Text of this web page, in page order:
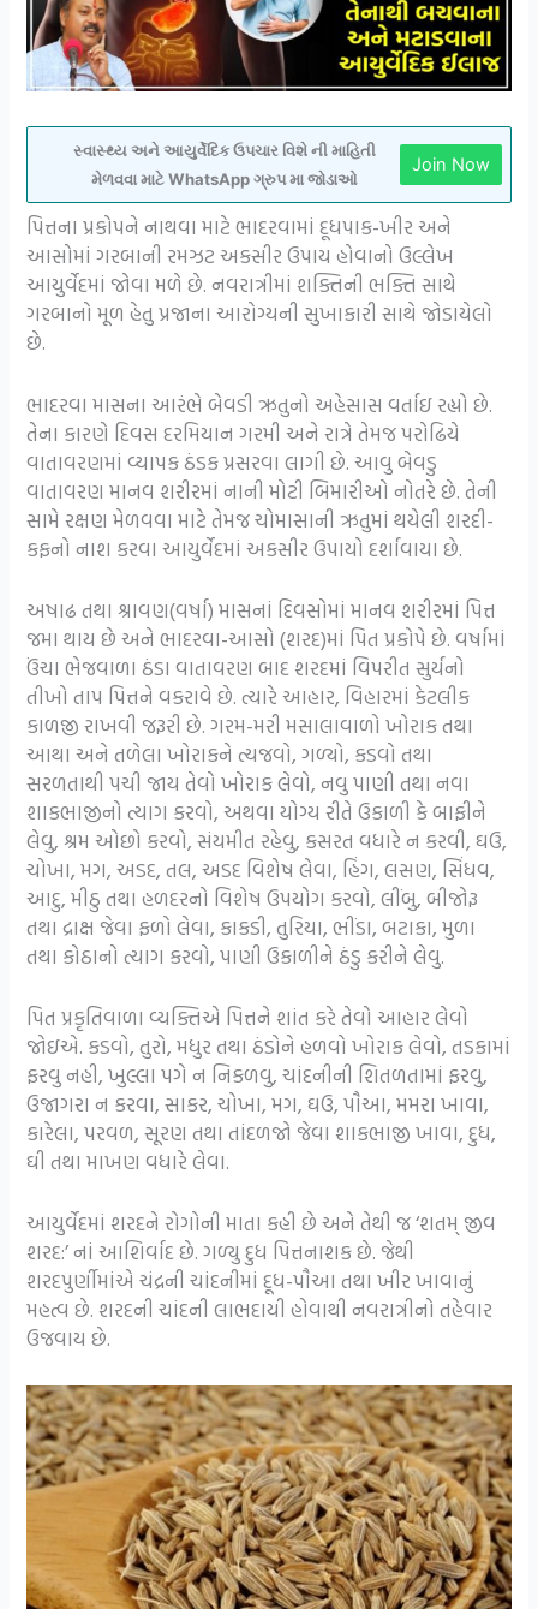
સ્વાસ્થ્ય અને આયુર્વેદિક ઉપચાર વિશે ની માહિતી
મેળવવા માટે WhatsApp ગ્રુપ મા જોડાઓ
Join Now
પિત્તના પ્રકોપને નાથવા માટે ભાદરવામાં દૂધપાક-ખીર અને
આસોમાં ગરબાની રમઝટ અકસીર ઉપાય હોવાનો ઉલ્લેખ
આયુર્વેદમાં જોવા મળે છે. નવરાત્રીમાં શક્તિની ભક્તિ સાથે
ગરબાનો મૂળ હેતુ પ્રજાના આરોગ્યની સુખાકારી સાથે જોડાયેલો
છે.
ભાદરવા માસના આરંભે બેવડી ઋતુનો અહેસાસ વર્તાઇ રહ્યો છે.
તેના કારણે દિવસ દરમિયાન ગરમી અને રાત્રે તેમજ પરોઢિયે
વાતાવરણમાં વ્યાપક ઠંડક પ્રસરવા લાગી છે. આવુ બેવડુ
વાતાવરણ માનવ શરીરમાં નાની મોટી બિમારીઓ નોતરે છે. તેની
સામે રક્ષણ મેળવવા માટે તેમજ ચોમાસાની ઋતુમાં થયેલી શરદી-
કફનો નાશ કરવા આયુર્વેદમાં અકસીર ઉપાયો દર્શાવાયા છે.
અષાઢ તથા શ્રાવણ(વર્ષા) માસનાં દિવસોમાં માનવ શરીરમાં પિત્ત
જમા થાય છે અને ભાદરવા-આસો (શરદ)માં પિત પ્રકોપે છે. વર્ષામાં
ઉંચા ભેજવાળા ઠંડા વાતાવરણ બાદ શરદમાં વિપરીત સુર્યનો
તીખો તાપ પિત્તને વકરાવે છે. ત્યારે આહાર, વિહારમાં કેટલીક
કાળજી રાખવી જરૂરી છે. ગરમ-મરી મસાલાવાળો ખોરાક તથા
આથા અને તળેલા ખોરાકને ત્યજવો, ગળ્યો, કડવો તથા
સરળતાથી પચી જાય તેવો ખોરાક લેવો, નવુ પાણી તથા નવા
શાકભાજીનો ત્યાગ કરવો, અથવા યોગ્ય રીતે ઉકાળી કે બાફીને
લેવુ, શ્રમ ઓછો કરવો, સંયમીત રહેવુ, કસરત વધારે ન કરવી, ઘઉ,
ચોખા, મગ, અડદ, તલ, અડદ વિશેષ લેવા, હિંગ, લસણ, સિંધવ,
આદુ, મીઠુ તથા હળદરનો વિશેષ ઉપયોગ કરવો, લીંબુ, બીજોરૂ
તથા દ્રાક્ષ જેવા ફળો લેવા, કાકડી, તુરિયા, ભીંડા, બટાકા, મુળા
તથા કોઠાનો ત્યાગ કરવો, પાણી ઉકાળીને ઠંડુ કરીને લેવુ.
પિત પ્રકૃતિવાળા વ્યક્તિએ પિત્તને શાંત કરે તેવો આહાર લેવો
જોઇએ. કડવો, તુરો, મધુર તથા ઠંડોને હળવો ખોરાક લેવો, તડકામાં
ફરવુ નહી, ખુલ્લા પગે ન નિકળવુ, ચાંદનીની શિતળતામાં ફરવુ,
ઉજાગરા ન કરવા, સાકર, ચોખા, મગ, ઘઉ, પૌઆ, મમરા ખાવા,
કારેલા, પરવળ, સૂરણ તથા તાંદળજો જેવા શાકભાજી ખાવા, દુધ,
ઘી તથા માખણ વધારે લેવા.
આયુર્વેદમાં શરદને રોગોની માતા કહી છે અને તેથી જ ‘શતમ્ જીવ
શરદ:’ નાં આશિર્વાદ છે. ગળ્યુ દુધ પિત્તનાશક છે. જેથી
શરદપુર્ણીમાંએ ચંદ્રની ચાંદનીમાં દૂધ-પૌઆ તથા ખીર ખાવાનું
મહત્વ છે. શરદની ચાંદની લાભદાયી હોવાથી નવરાત્રીનો તહેવાર
ઉજવાય છે.